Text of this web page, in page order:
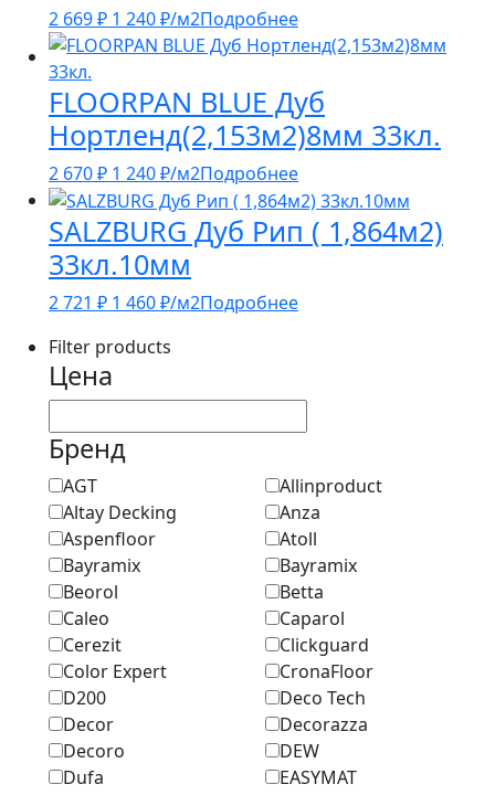
2 669₽ 1 240₽/м2Подробнее
FLOORPAN BLUE Дуб
Нортленд(2,153м2)8мм 33кл.
2 670₽ 1 240₽/м2Подробнее
SALZBURG Дуб Рип ( 1,864м2)
33кл.10мм
2 721 ₽ 1 460₽/м2Подробнее
Filter products
Цена
Бренд
AGT
Allinproduct
Altay Decking
Anza
Aspenfloor
Atoll
Bayramix
Bayramix
Beorol
Betta
Caleo
Caparol
Cerezit
Clickguard
Color Expert
CronaFloor
D200
Deco Tech
Decor
Decorazza
Decoro
DEW
Dufa
EASYMAT